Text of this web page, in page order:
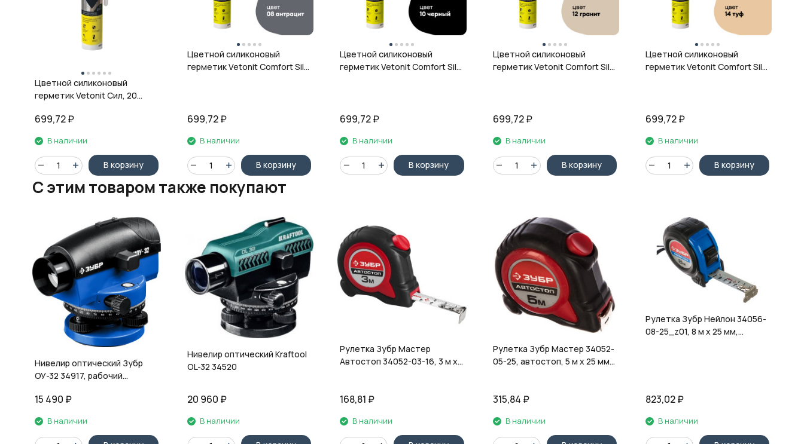
Цветной силиконовый
герметик Vetonit Сил, 20
699,72 ₽
В наличии
В корзину
Цветной силиконовый
герметик Vetonit Comfort Sil,
699,72₽
В наличии
В корзину
Цветной силиконовый
герметик Vetonit Comfort Sil,
699,72₽
В наличии
В корзину
Цветной силиконовый
герметик Vetonit Comfort Sil,
699,72₽
В наличии
В корзину
Цветной силиконовый
герметик Vetonit Comfort Sil,
699,72₽
В наличии
В корзину
C этим товаром также покупают
Нивелир оптический Зубр
ОУ-32 34917, рабочий
15 490 ₽
В наличии
Нивелир оптический Kraftool
OL-32 34520
20 960 ₽
В наличии
Рулетка Зубр Мастер
Автостоп 34052-03-16, 3 м х
168,81 ₽
В наличии
Рулетка Зубр Мастер 34052-
05-25, автостоп, 5 м х 25 мм,
315,84 ₽
В наличии
Рулетка Зубр Нейлон 34056-
08-25_z01, 8 м х 25 мм,
823,02₽
В наличии